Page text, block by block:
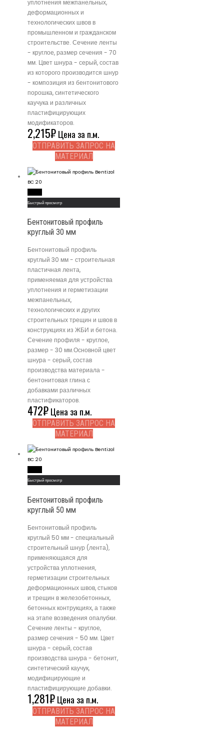
уплотнения межпанельных,
деформационных и
технологических швов в
промышленном и гражданском
строительстве. Сечение ленты
- круглое, размер сечения - 70
мм. Цвет шнура - серый, состав
из которого производится шнур
- композиция из бентонитового
порошка, синтетического
каучука и различных
пластифицирующих
модификаторов.
2,215₽Цена за п.м.
ОТПРАВИТЬ ЗАПРОС НА
МАТЕРИАЛ
Быстрый просмотр
Бентонитовый профиль
круглый 30 мм
Бентонитовый профиль
круглый 30 мм - строительная
пластичная лента,
применяемая для устройства
уплотнения и герметизации
межпанельных,
технологических и других
строительных трещин и швов в
конструкциях из ЖБИ и бетона.
Сечение профиля - круглое,
размер - 30 мм.Основной цвет
шнура - серый, состав
производства материала -
бентонитовая глина с
добавками различных
пластификаторов.
472₽Цена за п.м.
ОТПРАВИТЬ ЗАПРОС НА
МАТЕРИАЛ
Быстрый просмотр
Бентонитовый профиль
круглый 50 мм
Бентонитовый профиль
круглый 50 мм - специальный
строительный шнур (лента),
применяющаяся для
устройства уплотнения,
герметизации строительных
деформационных швов, стыков
и трещин в железобетонных,
бетонных контрукциях, а также
на этапе возведения опалубки.
Сечение ленты - круглое,
размер сечения - 50 мм. Цвет
шнура - серый, состав
производства шнура - бетонит,
синтетический каучук,
модифицирующие и
пластифицирующие добавки.
1,281₽Цена за п.м.
ОТПРАВИТЬ ЗАПРОС НА
МАТЕРИАЛ